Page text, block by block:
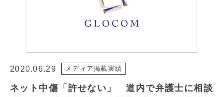
2020.06.29 メディア掲載実績
ネット中傷「許せない」 道内で弁護士に相談